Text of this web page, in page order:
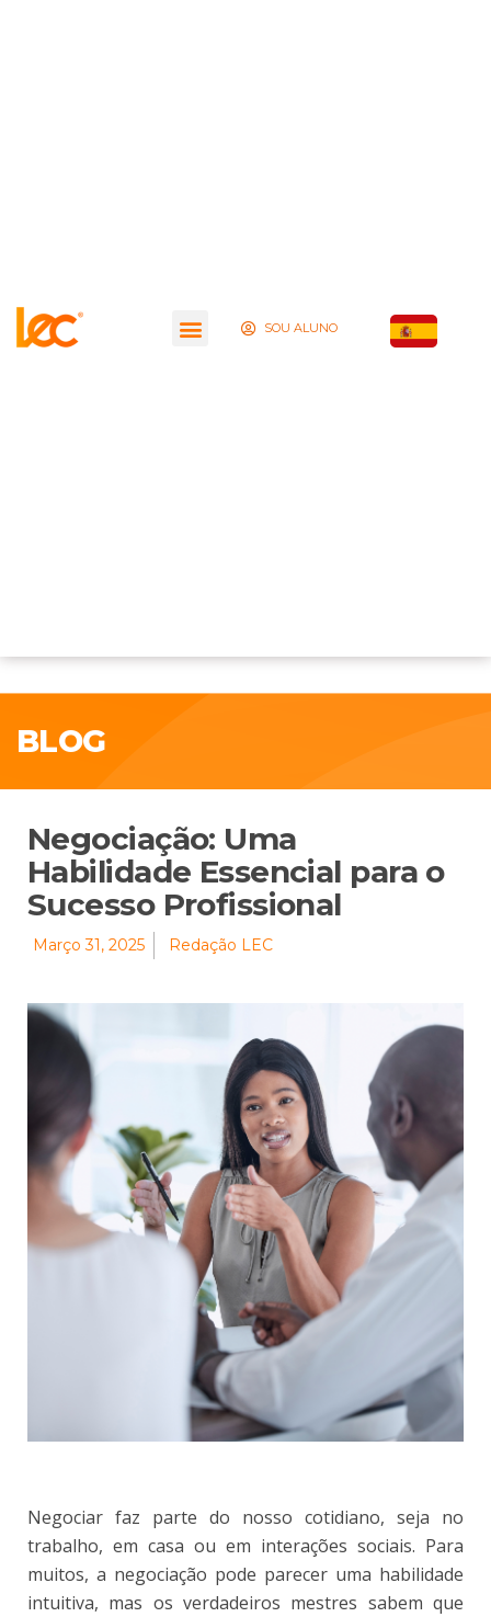
SOU ALUNO
BLOG
Negociação: Uma
Habilidade Essencial para o
Sucesso Profissional
Março 31, 2025 Redação LEC
Negociar faz parte do nosso cotidiano, seja no
trabalho, em casa ou em interações sociais. Para
muitos, a negociação pode parecer uma habilidade
intuitiva, mas os verdadeiros mestres sabem que